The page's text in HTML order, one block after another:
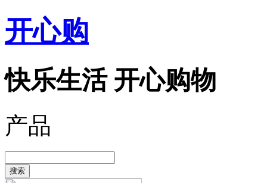
开心购
快乐生活 开心购物
产品
搜索